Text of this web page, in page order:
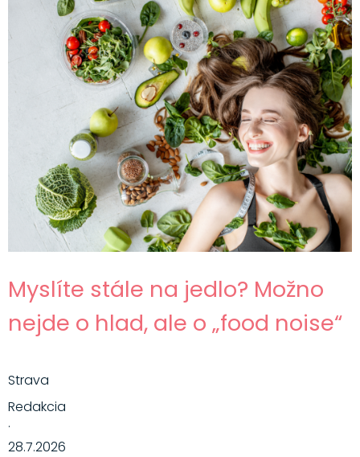
Myslíte stále na jedlo? Možno
nejde o hlad, ale o „food noise“
Strava
Redakcia
·
28.7.2026